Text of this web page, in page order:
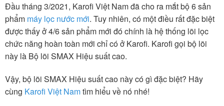
Đầu tháng 3/2021, Karofi Việt Nam đã cho ra mắt bộ 6 sản
phẩm máy lọc nước mới. Tuy nhiên, có một điều rất đặc biệt
được thấy ở 4/6 sản phẩm mới đó chính là hệ thống lõi lọc
chức năng hoàn toàn mới chỉ có ở Karofi. Karofi gọi bộ lõi
này là Bộ lõi SMAX Hiệu suất cao.
Vậy, bộ lõi SMAX Hiệu suất cao này có gì đặc biệt? Hãy
cùng Karofi Việt Namtìm hiểu về nó nhé!